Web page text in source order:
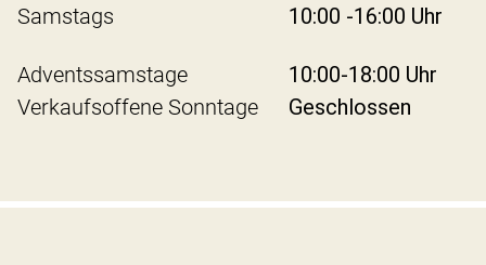
Samstags
10:00 -16:00 Uhr
Adventssamstage
10:00-18:00 Uhr
Verkaufsoffene Sonntage
Geschlossen